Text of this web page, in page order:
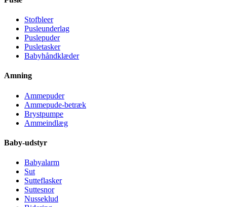
Stofbleer
Pusleunderlag
Puslepuder
Pusletasker
Babyhåndklæder
Amning
Ammepuder
Ammepude-betræk
Brystpumpe
Ammeindlæg
Baby-udstyr
Babyalarm
Sut
Sutteflasker
Suttesnor
Nusseklud